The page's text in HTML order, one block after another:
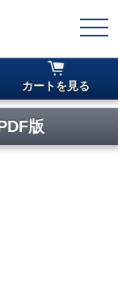
カートを見る
版